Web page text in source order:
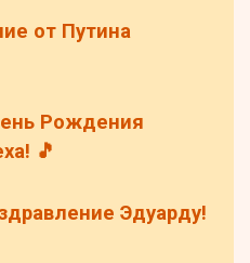
от Путина
Рождения
🎵
Эдуарду!